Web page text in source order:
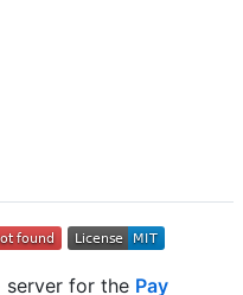
server for the Pay